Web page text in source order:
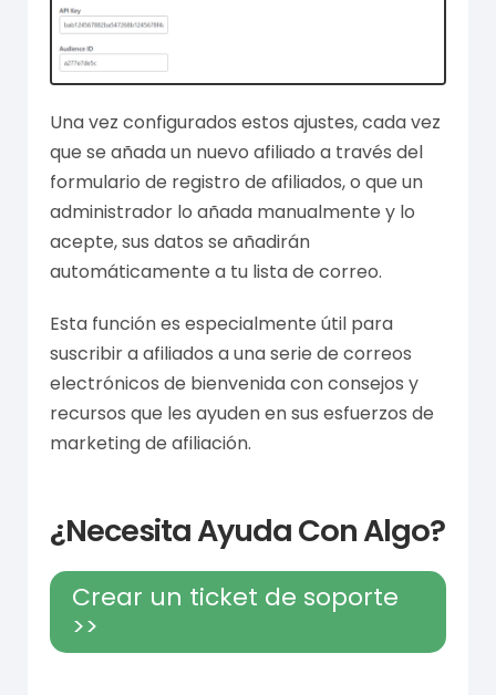
Una vez configurados estos ajustes, cada vez
que se añada un nuevo afiliado a través del
formulario de registro de afiliados, o que un
administrador lo añada manualmente y lo
acepte, sus datos se añadirán
automáticamente a tu lista de correo.
Esta función es especialmente útil para
suscribir a afiliados a una serie de correos
electrónicos de bienvenida con consejos y
recursos que les ayuden en sus esfuerzos de
marketing de afiliación.
¿Necesita Ayuda Con Algo?
Crear un ticket de soporte
>>